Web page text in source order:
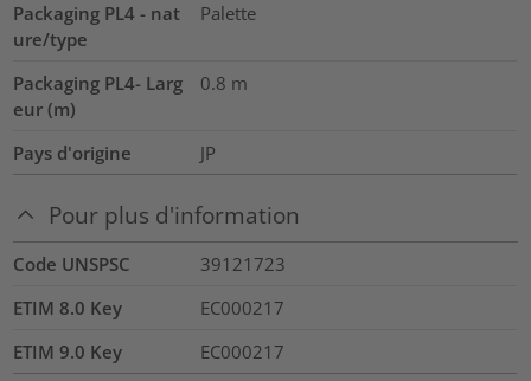
Packaging PL4 - nat
ure/type
Palette
Packaging PL4- Larg
eur (m)
0.8 m
Pays d'origine JP
Pour plus d'information
Code UNSPSC
39121723
ETIM 8.0 Key
EC000217
ETIM 9.0 Key
EC000217